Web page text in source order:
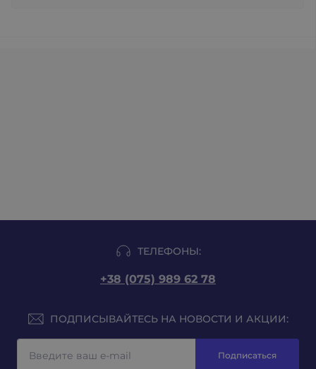
ТЕЛЕФОНЫ:
+38 (075) 989 62 78
ПОДПИСЫВАЙТЕСЬ НА НОВОСТИ И АКЦИИ:
Подписаться